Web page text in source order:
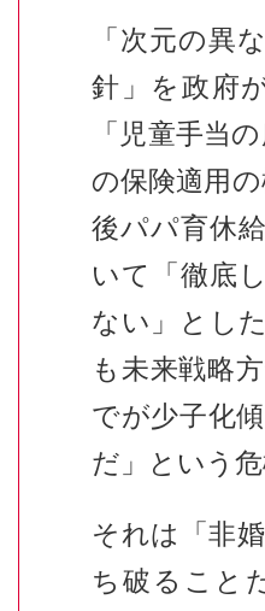
「次元の異
針」を政府
「児童手当
の保険適用
後パパ育休
いて「徹底
ない」とし
も未来戦略
でが少子化
だ」という
それは「非
ち破ること